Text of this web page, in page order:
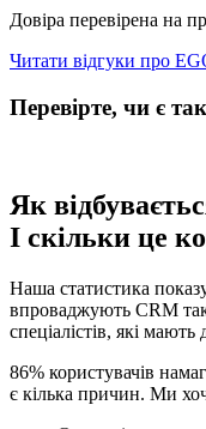
Довіра перевірена на
Читати відгуки про
Перевірте, чи є
Як
І скільки це
Наша статистика
впроваджують CRM
спеціалістів, які
86% користувачів
є кілька причин. Ми